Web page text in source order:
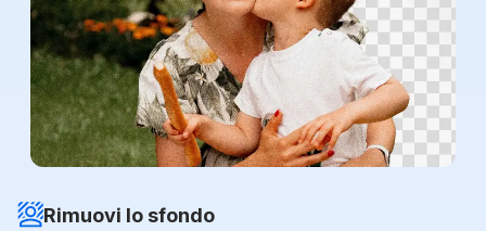
Rimuovi lo sfondo